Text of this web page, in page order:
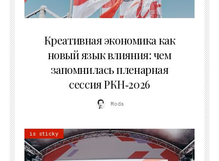
Креативная экономика как
новый язык влияния: чем
запомнилась пленарная
сессия РКН‑2026
Moda
is sticky